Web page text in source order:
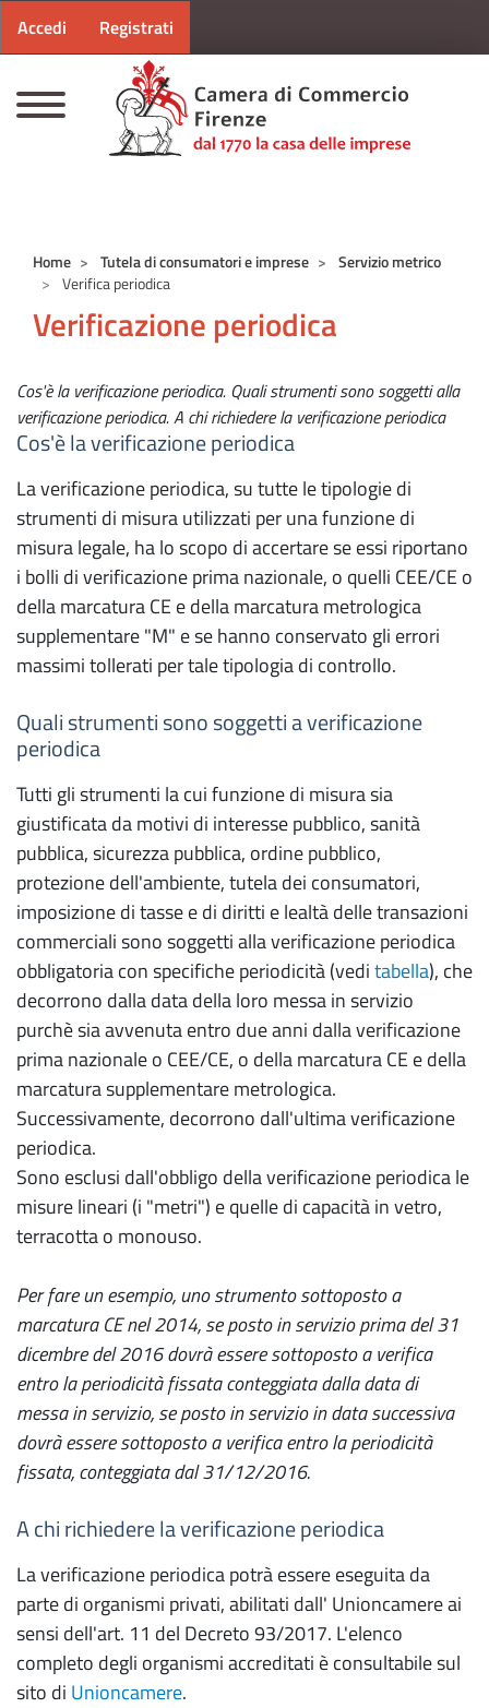
Menu profilo utente
Accedi Registrati
Home Tutela di consumatori e imprese
Servizio metrico
Verifica periodica
Verificazione periodica
Cos'è la verificazione periodica. Quali strumenti sono soggetti alla
verificazione periodica. A chi richiedere la verificazione periodica
Cos'è la verificazione periodica
La verificazione periodica, su tutte le tipologie di
strumenti di misura utilizzati per una funzione di
misura legale, ha lo scopo di accertare se essi riportano
i bolli di verificazione prima nazionale, o quelli CEE/CE o
della marcatura CE e della marcatura metrologica
supplementare "M" e se hanno conservato gli errori
massimi tollerati per tale tipologia di controllo.
Quali strumenti sono soggetti a verificazione
periodica
Tutti gli strumenti la cui funzione di misura sia
giustificata da motivi di interesse pubblico, sanità
pubblica, sicurezza pubblica, ordine pubblico,
protezione dell'ambiente, tutela dei consumatori,
imposizione di tasse e di diritti e lealtà delle transazioni
commerciali sono soggetti alla verificazione periodica
obbligatoria con specifiche periodicità (veditabella), che
decorrono dalla data della loro messa in servizio
purchè sia avvenuta entro due anni dalla verificazione
prima nazionale o CEE/CE, o della marcatura CE e della
marcatura supplementare metrologica.
Successivamente, decorrono dall'ultima verificazione
periodica.
Sono esclusi dall'obbligo della verificazione periodica le
misure lineari (i "metri") e quelle di capacità in vetro,
terracotta o monouso.
Per fare un esempio, uno strumento sottoposto a
marcatura CE nel 2014, se posto in servizio prima del 31
dicembre del 2016 dovrà essere sottoposto a verifica
entro la periodicità fissata conteggiata dalla data di
messa in servizio, se posto in servizio in data successiva
dovrà essere sottoposto a verifica entro la periodicità
fissata, conteggiata dal 31/12/2016.
A chi richiedere la verificazione periodica
La verificazione periodica potrà essere eseguita da
parte di organismi privati, abilitati dall' Unioncamere ai
sensi dell'art. 11 del Decreto 93/2017. L'elenco
completo degli organismi accreditati è consultabile sul
sito di Unioncamere.